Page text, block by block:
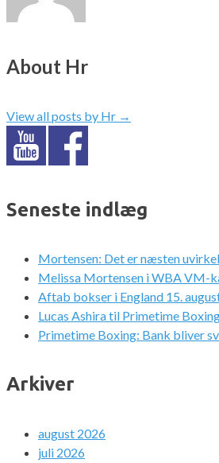
About Hr
View all posts by Hr →
Seneste indlæg
Mortensen: Det er næsten
Melissa Mortensen i WBA VM-
Aftab bokser i England 15.
Lucas Ashira til Primetime
Primetime Boxing: Bank bliver
Arkiver
august 2026
juli 2026